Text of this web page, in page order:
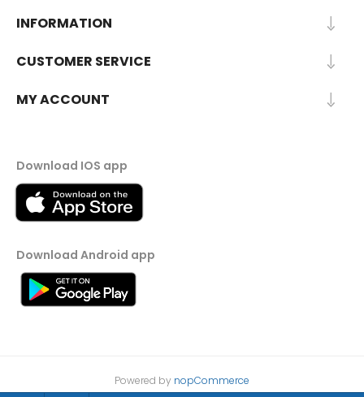
INFORMATION
CUSTOMER SERVICE
MY ACCOUNT
Download IOS app
Download Android app
Powered by nopCommerce